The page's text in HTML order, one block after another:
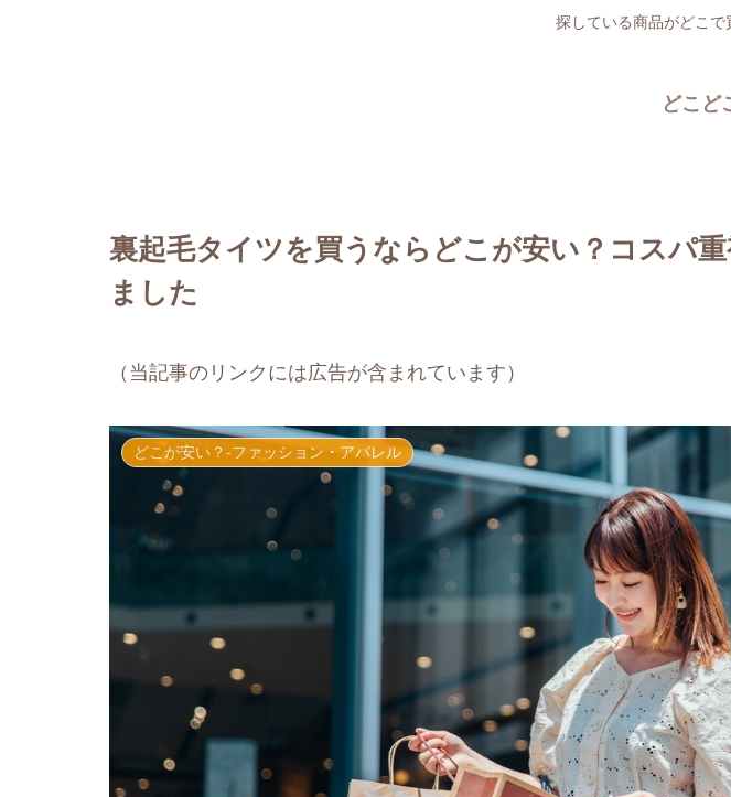
探している商品がどこで
どこど
裏起毛タイツを買うならどこが安い？コスパ
ました
（当記事のリンクには広告が含まれています）
どこが安い？-ファッション・アパレル